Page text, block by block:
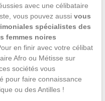
avec une célibataire
vous pouvez aussi vous
spécialistes des
femmes noires
en finir avec votre célibat
Afro ou Métisse sur
sociétés vous
pour faire connaissance
ou des Antilles !